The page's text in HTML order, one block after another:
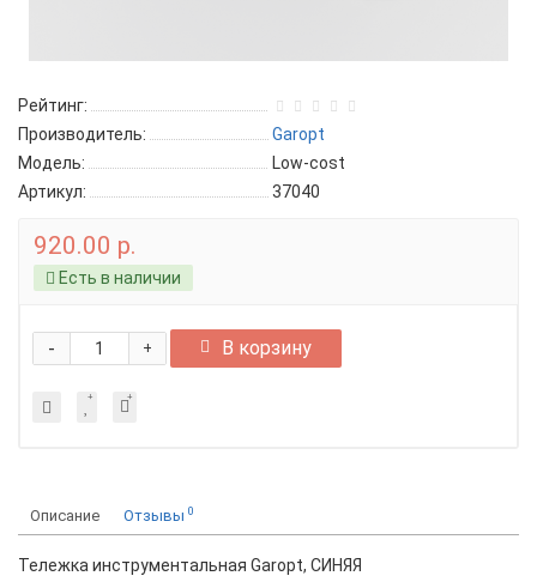
Рейтинг:
Производитель:
Garopt
Модель:
Low-cost
Артикул:
37040
920.00 р.
Есть в наличии
+
- В корзину
Описание Отзывы 0
Тележка инструментальная Garopt, СИНЯЯ